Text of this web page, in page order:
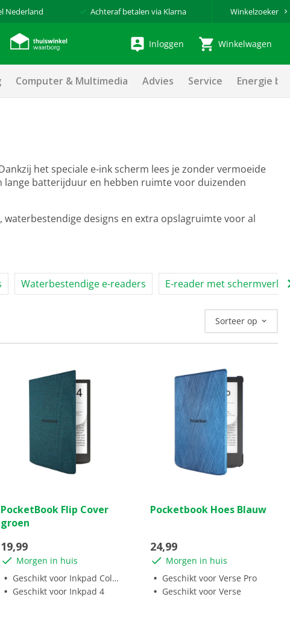
Nederland Achteraf betalen via Klarna Winkelzoeker
Inloggen Winkelwagen
Computer & Multimedia Advies Service Energie
het speciale e-ink scherm lees je zonder vermoeide
lange batterijduur en hebben ruimte voor duizenden
designs en extra opslagruimte voor al
Waterbestendige e-readers E-reader met
Sorteer op
van
de
sterren.
PocketBook Flip Cover
groen
19,99
Morgen in huis
Geschikt voor Inkpad Color 2
Geschikt voor Inkpad 4
van
sterren.
1
beoordeling
Pocketbook Hoes Blauw
24,99
Morgen in huis
Geschikt voor Verse Pro
Geschikt voor Verse